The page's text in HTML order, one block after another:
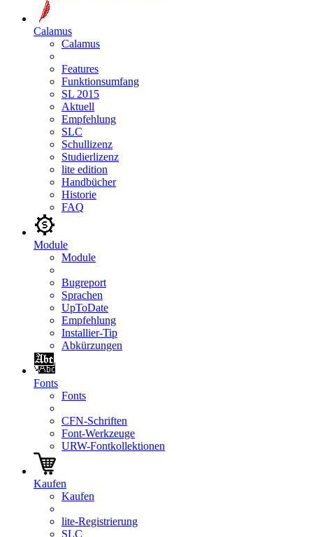
Calamus
Calamus
Features
Funktionsumfang
SL 2015
Aktuell
Empfehlung
SLC
Schullizenz
Studierlizenz
lite edition
Handbücher
Historie
FAQ
Module
Module
Bugreport
Sprachen
UpToDate
Empfehlung
Installier-Tip
Abkürzungen
Fonts
Fonts
CFN-Schriften
Font-Werkzeuge
URW-Fontkollektionen
Kaufen
Kaufen
lite-Registrierung
SLC